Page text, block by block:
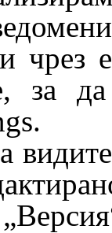
чрез
за
видите